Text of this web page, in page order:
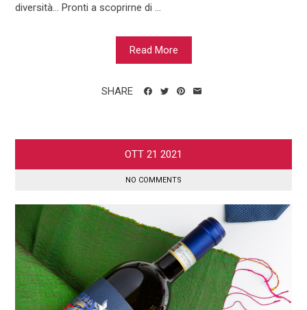
diversità… Pronti a scoprirne di ...
Read More
SHARE
OTT 21 2021
NO COMMENTS